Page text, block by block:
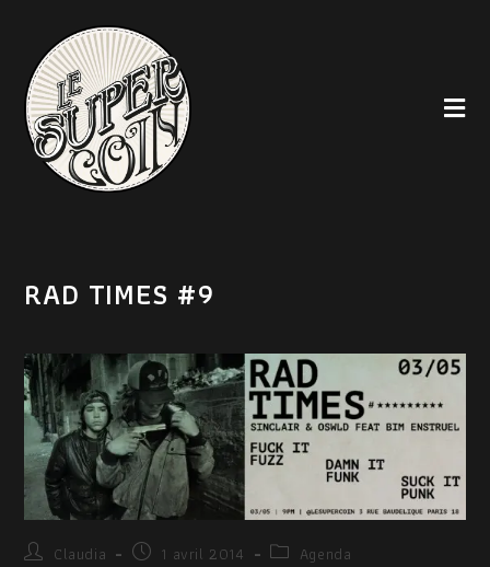
RAD TIMES #9
Claudia 1 avril 2014 Agenda